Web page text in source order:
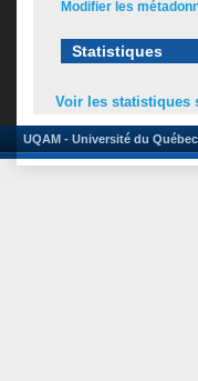
Modifier les
Statistiques
Voir les statistiques
UQAM - Université du